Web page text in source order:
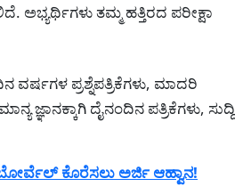
ಅಭ್ಯರ್ಥಿಗಳು ತಮ್ಮ ಹತ್ತಿರದ ಪರೀಕ್ಷಾ
ಪ್ರಶ್ನೆಪತ್ರಿಕೆಗಳು, ಮಾದರಿ
ಜ್ಞಾನಕ್ಕಾಗಿ ದೈನಂದಿನ ಪತ್ರಿಕೆಗಳು, ಸುದ್ದಿ
ಕೊರೆಸಲು ಅರ್ಜಿ ಆಹ್ವಾನ!